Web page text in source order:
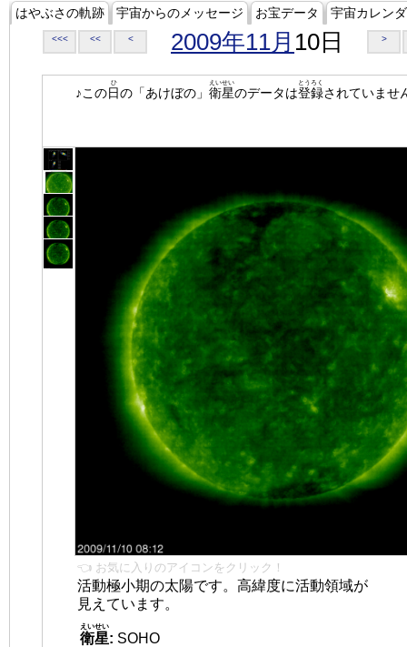
はやぶさの軌跡 宇宙からのメッセージ お宝データ 宇宙カレン
<<< << < 2009年11月 10日 >
♪この日
ひ
の「あけぼの」 衛星
えいせい
のデータは登録
とうろく
されていませ
👈 お気に入りのアイコンをクリック！
活動極小期の太陽です。高緯度に活動領域が
見えています。
衛星
えいせい
: SOHO